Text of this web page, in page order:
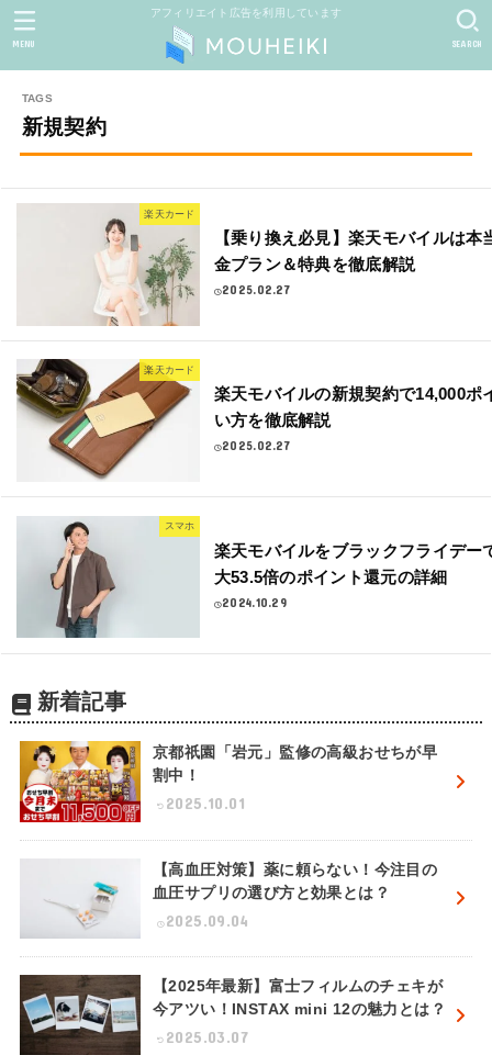
アフィリエイト広告を利用しています
SEARCH
MENU
新規契約
楽天カード
【乗り換え必見】楽天モバイルは本
金プラン＆特典を徹底解説
2025.02.27
楽天カード
楽天モバイルの新規契約で14,000ポ
い方を徹底解説
2025.02.27
スマホ
楽天モバイルをブラックフライデー
大53.5倍のポイント還元の詳細
2024.10.29
新着記事
京都祇園「岩元」監修の高級おせちが早
割中！
2025.10.01
【高血圧対策】薬に頼らない！今注目の
血圧サプリの選び方と効果とは？
2025.09.04
【2025年最新】富士フィルムのチェキが
今アツい！INSTAX mini 12の魅力とは？
2025.03.07